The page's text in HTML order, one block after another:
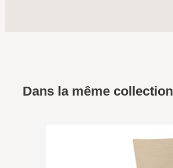
Dans la même collection